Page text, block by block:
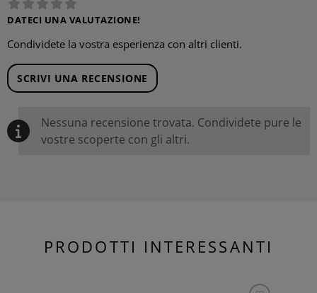
DATECI UNA VALUTAZIONE!
Condividete la vostra esperienza con altri clienti.
SCRIVI UNA RECENSIONE
Nessuna recensione trovata. Condividete pure le
vostre scoperte con gli altri.
PRODOTTI INTERESSANTI